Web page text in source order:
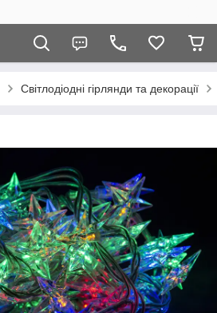
Світлодіодні гірлянди та декорації